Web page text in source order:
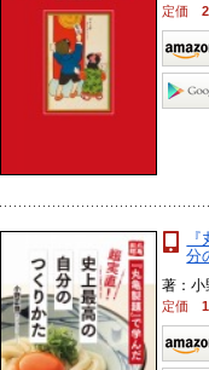
定価
分
著：小
定価